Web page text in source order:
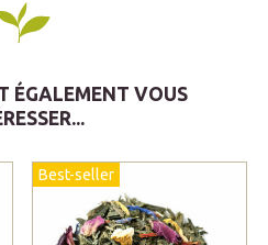
ÉGALEMENT VOUS
Best-seller